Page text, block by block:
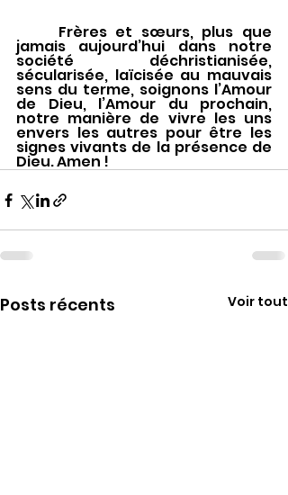
jamais aujourd’hui dans notre
société déchristianisée,
sécularisée, laïcisée au mauvais
sens du terme, soignons l’Amour
de Dieu, l’Amour du prochain,
notre manière de vivre les uns
envers les autres pour être les
signes vivants de la présence de
Dieu. Amen !
Posts récents Voir tout